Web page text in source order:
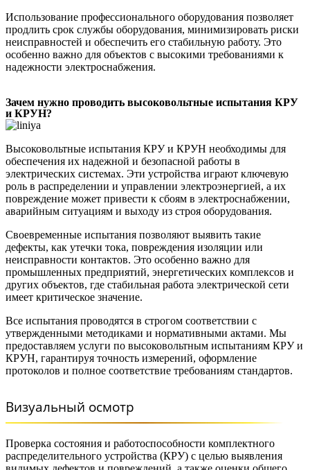
Использование профессионального оборудования позволяет
продлить срок службы оборудования, минимизировать риски
неисправностей и обеспечить его стабильную работу. Это
особенно важно для объектов с высокими требованиями к
надежности электроснабжения.
Зачем нужно проводить высоковольтные испытания КРУ
и КРУН?
Высоковольтные испытания КРУ и КРУН необходимы для
обеспечения их надежной и безопасной работы в
электрических системах. Эти устройства играют ключевую
роль в распределении и управлении электроэнергией, а их
повреждение может привести к сбоям в электроснабжении,
аварийным ситуациям и выходу из строя оборудования.
Своевременные испытания позволяют выявить такие
дефекты, как утечки тока, повреждения изоляции или
неисправности контактов. Это особенно важно для
промышленных предприятий, энергетических комплексов и
других объектов, где стабильная работа электрической сети
имеет критическое значение.
Все испытания проводятся в строгом соответствии с
утвержденными методиками и нормативными актами. Мы
предоставляем услуги по высоковольтным испытаниям КРУ и
КРУН, гарантируя точность измерений, оформление
протоколов и полное соответствие требованиям стандартов.
Визуальный осмотр
Проверка состояния и работоспособности комплектного
распределительного устройства (КРУ) с целью выявления